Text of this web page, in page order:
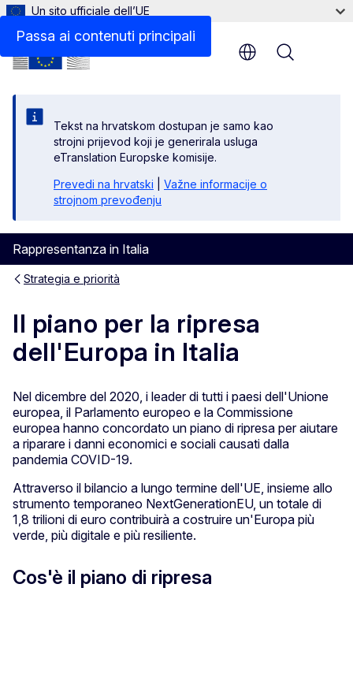
Passa ai contenuti principali
Un sito ufficiale dell’UE
Tekst na hrvatskom dostupan je samo kao
strojni prijevod koji je generirala usluga
eTranslation Europske komisije.
Prevedi na hrvatski
Važne informacije o
strojnom prevođenju
Rappresentanza in Italia
Menu
Strategia e priorità
Il piano per la ripresa
dell'Europa in Italia
Nel dicembre del 2020, i leader di tutti i paesi dell'Unione
europea, il Parlamento europeo e la Commissione
europea hanno concordato un piano di ripresa per aiutare
a riparare i danni economici e sociali causati dalla
pandemia COVID-19.
Attraverso il bilancio a lungo termine dell'UE, insieme allo
strumento temporaneo NextGenerationEU, un totale di
1,8 trilioni di euro contribuirà a costruire un'Europa più
verde, più digitale e più resiliente.
Cos'è il piano di ripresa